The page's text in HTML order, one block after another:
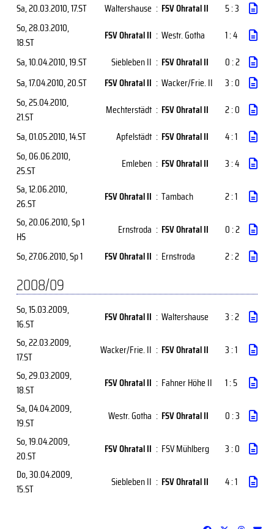
Sa, 20.03.2010, 17.ST Waltershause : FSV Ohratal II
5 : 3
So, 28.03.2010,
18.ST
FSV Ohratal II : Westr. Gotha
1 : 4
Sa, 10.04.2010, 19.ST Siebleben II : FSV Ohratal II
0 : 2
Sa, 17.04.2010, 20.ST FSV Ohratal II : Wacker/Frie. II
3 : 0
So, 25.04.2010,
21.ST
Mechterstädt : FSV Ohratal II
2 : 0
Sa, 01.05.2010, 14.ST Apfelstädt : FSV Ohratal II
4 : 1
So, 06.06.2010,
25.ST
Emleben : FSV Ohratal II
3 : 4
Sa, 12.06.2010,
26.ST
FSV Ohratal II : Tambach
2 : 1
So, 20.06.2010, Sp 1
HS
Ernstroda : FSV Ohratal II
0 : 2
So, 27.06.2010, Sp 1 FSV Ohratal II : Ernstroda 2 : 2
2008/09
So, 15.03.2009,
16.ST
FSV Ohratal II : Waltershause
3 : 2
So, 22.03.2009,
17.ST
Wacker/Frie. II : FSV Ohratal II
3 : 1
So, 29.03.2009,
18.ST
FSV Ohratal II : Fahner Höhe II
1 : 5
Sa, 04.04.2009,
19.ST
Westr. Gotha : FSV Ohratal II
0 : 3
So, 19.04.2009,
20.ST
FSV Ohratal II : FSV Mühlberg
3 : 0
Do, 30.04.2009,
15.ST
Siebleben II : FSV Ohratal II 4 : 1